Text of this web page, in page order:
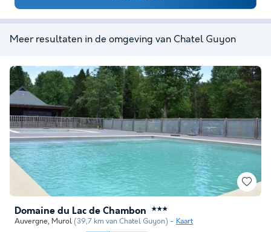
Meer resultaten in de omgeving van Chatel Guyon
Domaine du Lac de Chambon ★★★
Auvergne, Murol (39,7 km van Chatel Guyon) Kaart